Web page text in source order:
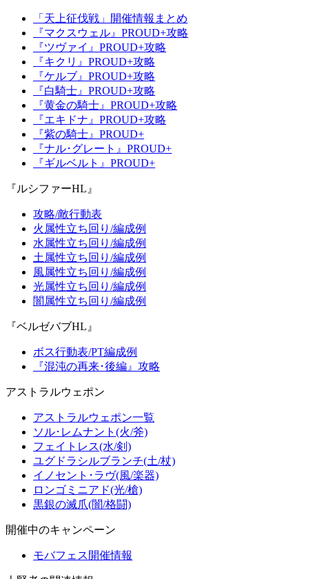
「天上征伐戦」開催情報まとめ
『マクスウェル』PROUD+攻略
『ツヴァイ』PROUD+攻略
『キクリ』PROUD+攻略
『ケルブ』PROUD+攻略
『白騎士』PROUD+攻略
『黄金の騎士』PROUD+攻略
『エキドナ』PROUD+攻略
『紫の騎士』PROUD+
『ナル･グレート』PROUD+
『ギルベルト』PROUD+
『ルシファーHL』
攻略/敵行動表
火属性立ち回り/編成例
水属性立ち回り/編成例
土属性立ち回り/編成例
風属性立ち回り/編成例
光属性立ち回り/編成例
闇属性立ち回り/編成例
『ベルゼバブHL』
ボス行動表/PT編成例
『混沌の再来･後編』攻略
アストラルウェポン
アストラルウェポン一覧
ソル･レムナント(火/斧)
フェイトレス(水/剣)
ユグドラシルブランチ(土/杖)
イノセント･ラヴ(風/楽器)
ロンゴミニアド(光/槍)
黒銀の滅爪(闇/格闘)
開催中のキャンペーン
モバフェス開催情報